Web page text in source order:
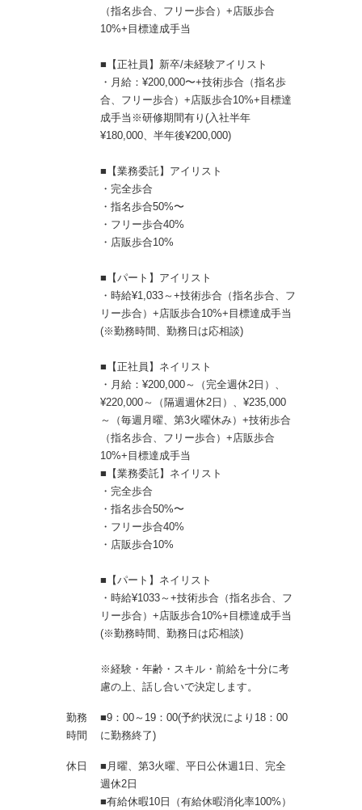
（指名歩合、フリー歩合）+店販歩合
10%+目標達成手当
■【正社員】新卒/未経験アイリスト
・月給：¥200,000〜+技術歩合（指名歩
合、フリー歩合）+店販歩合10%+目標達
成手当※研修期間有り(入社半年
¥180,000、半年後¥200,000)
■【業務委託】アイリスト
・完全歩合
・指名歩合50%〜
・フリー歩合40%
・店販歩合10%
■【パート】アイリスト
・時給¥1,033～+技術歩合（指名歩合、フ
リー歩合）+店販歩合10%+目標達成手当
(※勤務時間、勤務日は応相談)
■【正社員】ネイリスト
・月給：¥200,000～（完全週休2日）、
¥220,000～（隔週週休2日）、¥235,000
～（毎週月曜、第3火曜休み）+技術歩合
（指名歩合、フリー歩合）+店販歩合
10%+目標達成手当
■【業務委託】ネイリスト
・完全歩合
・指名歩合50%〜
・フリー歩合40%
・店販歩合10%
■【パート】ネイリスト
・時給¥1033～+技術歩合（指名歩合、フ
リー歩合）+店販歩合10%+目標達成手当
(※勤務時間、勤務日は応相談)
※経験・年齢・スキル・前給を十分に考
慮の上、話し合いで決定します。
勤務
時間
■9：00～19：00(予約状況により18：00
に勤務終了)
休日
■月曜、第3火曜、平日公休週1日、完全
週休2日
■有給休暇10日（有給休暇消化率100%）